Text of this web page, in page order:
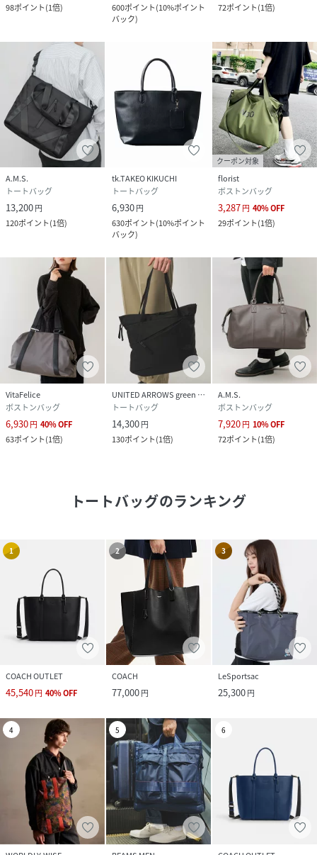
98ポイント(1倍)
600ポイント(10%ポイント
バック)
72ポイント(1倍)
A.M.S.
トートバッグ
13,200円
120ポイント(1倍)
tk.TAKEO KIKUCHI
トートバッグ
6,930円
630ポイント(10%ポイント
バック)
クーポン対象
florist
ボストンバッグ
3,287円 40%OFF
29ポイント(1倍)
VitaFelice
ボストンバッグ
6,930円 40%OFF
63ポイント(1倍)
UNITED ARROWS green label relaxing
トートバッグ
14,300円
130ポイント(1倍)
A.M.S.
ボストンバッグ
7,920円 10%OFF
72ポイント(1倍)
トートバッグのランキング
1
COACH OUTLET
45,540円 40%OFF
2
COACH
77,000円
3
LeSportsac
25,300円
4 5 6